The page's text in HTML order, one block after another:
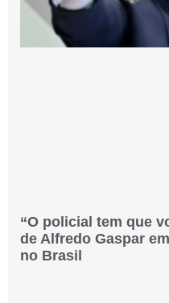
“O policial tem que
de Alfredo Gaspar
no Brasil